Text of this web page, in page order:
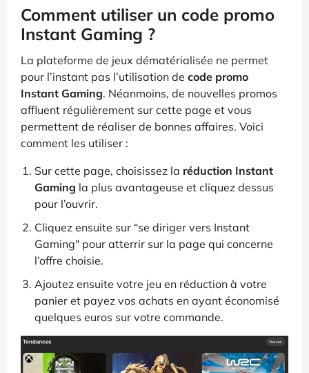
Comment utiliser un code promo
Instant Gaming ?
La plateforme de jeux dématérialisée ne permet
pour l’instant pas l’utilisation de code promo
Instant Gaming. Néanmoins, de nouvelles promos
affluent régulièrement sur cette page et vous
permettent de réaliser de bonnes affaires. Voici
comment les utiliser :
Sur cette page, choisissez la réduction Instant
Gaming la plus avantageuse et cliquez dessus
pour l’ouvrir.
Cliquez ensuite sur “se diriger vers Instant
Gaming" pour atterrir sur la page qui concerne
l’offre choisie.
Ajoutez ensuite votre jeu en réduction à votre
panier et payez vos achats en ayant économisé
quelques euros sur votre commande.